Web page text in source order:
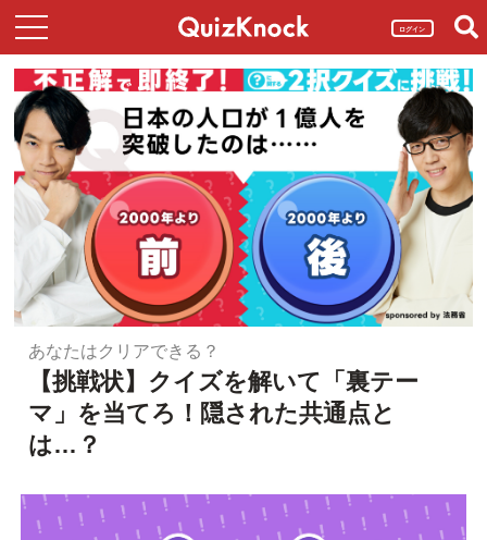
ログイン
あなたはクリアできる？
【挑戦状】クイズを解いて「裏テー
マ」を当てろ！隠された共通点と
は…？